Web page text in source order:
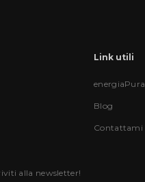
Link utili
energiaPura
Blog
Contattami
alla newsletter!